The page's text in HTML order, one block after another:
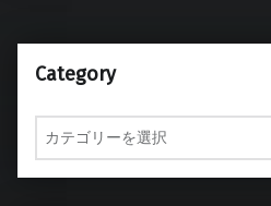
Category
Category